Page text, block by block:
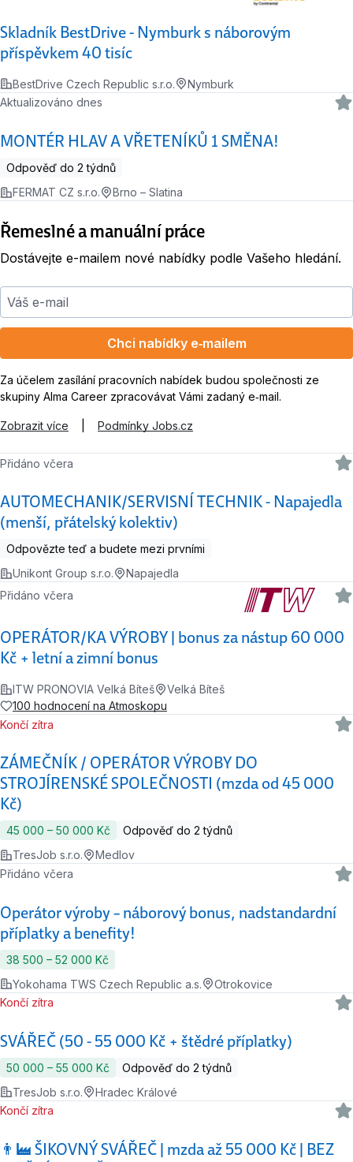
Skladník BestDrive - Nymburk s náborovým
příspěvkem 40 tisíc
BestDrive Czech Republic s.r.o. Nymburk
MONTÉR HLAV A VŘETENÍKŮ 1 SMĚNA!
Aktualizováno dnes
Odpověď do 2 týdnů
FERMAT CZ s.r.o.
Brno – Slatina
Řemeslné a manuální práce
Dostávejte e-mailem nové nabídky podle Vašeho hledání.
Váš e-mail
Chci nabídky e‑mailem
Za účelem zasílání pracovních nabídek budou společnosti ze
skupiny Alma Career zpracovávat Vámi zadaný e‑mail.
Zobrazit více Podmínky Jobs.cz
AUTOMECHANIK/SERVISNÍ TECHNIK - Napajedla
(menší, přátelský kolektiv)
Přidáno včera
Odpovězte teď a budete mezi prvními
Unikont Group s.r.o.
Napajedla
OPERÁTOR/KA VÝROBY | bonus za nástup 60 000
Kč + letní a zimní bonus
Přidáno včera
ITW PRONOVIA Velká Bíteš
Velká Bíteš
100 hodnocení na Atmoskopu
ZÁMEČNÍK / OPERÁTOR VÝROBY DO
STROJÍRENSKÉ SPOLEČNOSTI (mzda od 45 000
Kč)
Končí zítra
45 000 ‍–‍ 50 000 Kč
Odpověď do 2 týdnů
TresJob s.r.o.
Medlov
Operátor výroby – náborový bonus, nadstandardní
příplatky a benefity!
Přidáno včera
38 500 ‍–‍ 52 000 Kč
Yokohama TWS Czech Republic a.s.
Otrokovice
SVÁŘEČ (50 - 55 000 Kč + štědré příplatky)
Končí zítra
50 000 ‍–‍ 55 000 Kč
Odpověď do 2 týdnů
TresJob s.r.o.
Hradec Králové
👨‍🏭 ŠIKOVNÝ SVÁŘEČ | mzda až 55 000 Kč | BEZ
Končí zítra